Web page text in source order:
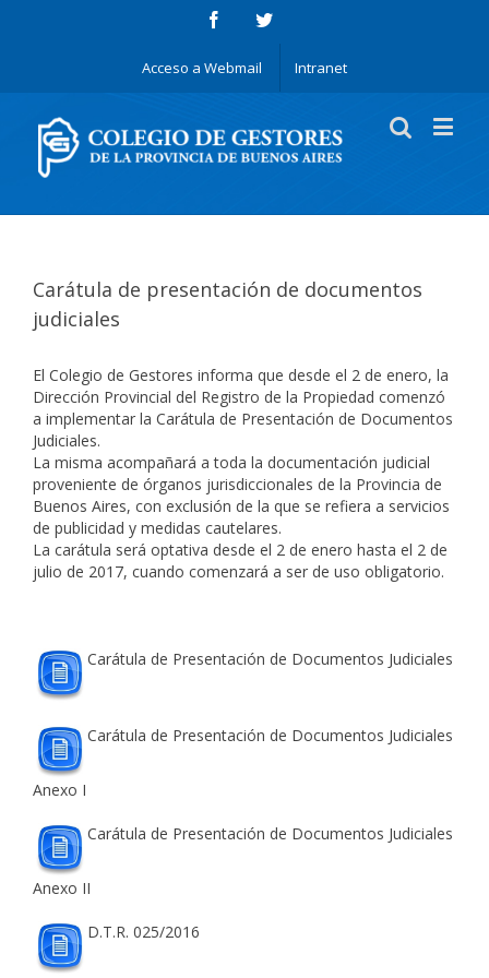
Acceso a Webmail Intranet
Carátula de presentación de documentos
judiciales
El Colegio de Gestores informa que desde el 2 de enero, la
Dirección Provincial del Registro de la Propiedad comenzó
a implementar la Carátula de Presentación de Documentos
Judiciales.
La misma acompañará a toda la documentación judicial
proveniente de órganos jurisdiccionales de la Provincia de
Buenos Aires, con exclusión de la que se refiera a servicios
de publicidad y medidas cautelares.
La carátula será optativa desde el 2 de enero hasta el 2 de
julio de 2017, cuando comenzará a ser de uso obligatorio.
Carátula de Presentación de Documentos Judiciales
Carátula de Presentación de Documentos Judiciales
Anexo I
Carátula de Presentación de Documentos Judiciales
Anexo II
D.T.R. 025/2016